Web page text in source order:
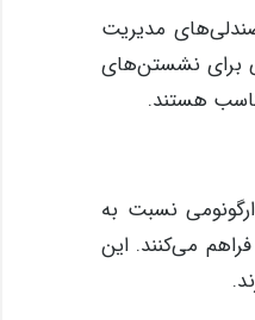
مدیریت
برای نشستن‌های
هستند.
نسبت به
می‌کنند. این